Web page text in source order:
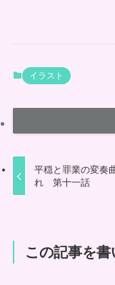
イラスト
平穏と罪業の変奏
れ 第十一話
この記事を書